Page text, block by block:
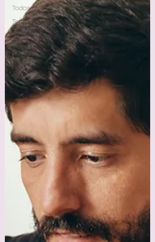
Todos os posts
Terapia De Família
Terapia De Casal
Terapia Individual
Terapia Sexual